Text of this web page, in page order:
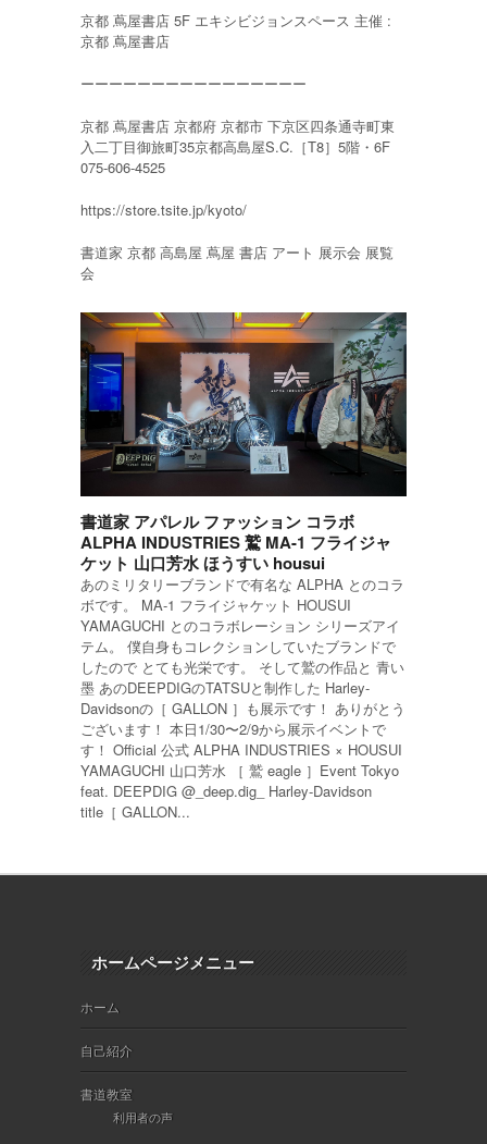
京都 蔦屋書店 5F エキシビジョンスペース 主催 :
京都 蔦屋書店
ーーーーーーーーーーーーーーーー
京都 蔦屋書店 京都府 京都市 下京区四条通寺町東
入二丁目御旅町35京都高島屋S.C.［T8］5階・6F
075-606-4525
https://store.tsite.jp/kyoto/
書道家 京都 高島屋 蔦屋 書店 アート 展示会 展覧
会
書道家 アパレル ファッション コラボ
ALPHA INDUSTRIES 鷲 MA-1 フライジャ
ケット 山口芳水 ほうすい housui
あのミリタリーブランドで有名な ALPHA とのコラ
ボです。 MA-1 フライジャケット HOUSUI
YAMAGUCHI とのコラボレーション シリーズアイ
テム。 僕自身もコレクションしていたブランドで
したので とても光栄です。 そして鷲の作品と 青い
墨 あのDEEPDIGのTATSUと制作した Harley-
Davidsonの［ GALLON ］も展示です！ ありがとう
ございます！ 本日1/30〜2/9から展示イベントで
す！ Official 公式 ALPHA INDUSTRIES × HOUSUI
YAMAGUCHI 山口芳水 ［ 鷲 eagle ］Event Tokyo
feat. DEEPDIG @_deep.dig_ Harley-Davidson
title［ GALLON...
ホームページメニュー
ホーム
自己紹介
書道教室
利用者の声